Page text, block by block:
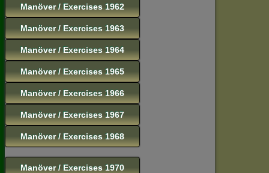
Manöver / Exercises 1962
Manöver / Exercises 1963
Manöver / Exercises 1964
Manöver / Exercises 1965
Manöver / Exercises 1966
Manöver / Exercises 1967
Manöver / Exercises 1968
Manöver / Exercises 1970